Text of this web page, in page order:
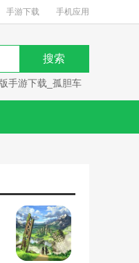
手游下载 手机应用
手游下载_孤胆车